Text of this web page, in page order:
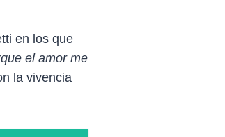
en los que
el amor me
la vivencia